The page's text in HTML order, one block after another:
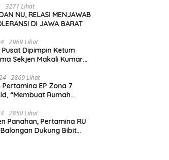
3271 Lihat
NU, RELASI MENJAWAB
DI JAWA BARAT
2969 Lihat
Pusat Dipimpin Ketum
Sekjen Makali Kumar
2869 Lihat
EP Zona 7
“Membuat Rumah
2850 Lihat
Panahan, Pertamina RU
Dukung Bibit